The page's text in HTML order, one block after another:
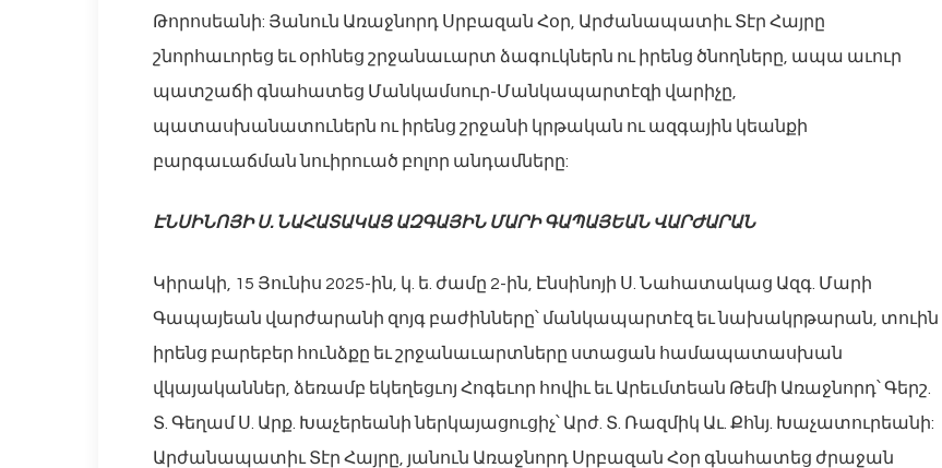
Թորոսեանի: Յանուն Առաջնորդ Սրբազան Հօր, Արժանապատիւ Տէր Հայրը
շնորհաւորեց եւ օրհնեց շրջանաւարտ ձագուկներն ու իրենց ծնողները, ապա աւուր
պատշաճի գնահատեց Մանկամսուր-Մանկապարտէզի վարիչը,
պատասխանատուներն ու իրենց շրջանի կրթական ու ազգային կեանքի
բարգաւաճման նուիրուած բոլոր անդամները:
ԷՆՍԻՆՈՅԻ Ս. ՆԱՀԱՏԱԿԱՑ ԱԶԳԱՅԻՆ ՄԱՐԻ ԳԱՊԱՅԵԱՆ ՎԱՐԺԱՐԱՆ
Կիրակի, 15 Յունիս 2025-ին, կ. ե. ժամը 2-ին, Էնսինոյի Ս. Նահատակաց Ազգ. Մարի
Գապայեան վարժարանի զոյգ բաժինները՝ մանկապարտէզ եւ նախակրթարան, տուին
իրենց բարեբեր հունձքը եւ շրջանաւարտները ստացան համապատասխան
վկայականներ, ձեռամբ եկեղեցւոյ Հոգեւոր հովիւ եւ Արեւմտեան Թեմի Առաջնորդ՝ Գերշ.
Տ. Գեղամ Ս. Արք. Խաչերեանի ներկայացուցիչ՝ Արժ. Տ. Ռազմիկ Աւ. Քհնյ. Խաչատուրեանի:
Արժանապատիւ Տէր Հայրը, յանուն Առաջնորդ Սրբազան Հօր գնահատեց ժրաջան